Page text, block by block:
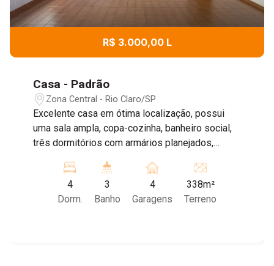
R$ 3.000,00 L
Casa - Padrão
Zona Central - Rio Claro/SP
Excelente casa em ótima localização, possui
uma sala ampla, copa-cozinha, banheiro social,
três dormitórios com armários planejados,
Além disso, o imóvel conta com uma entrada
independente para o piso superior, sendo mais
um dormitório e banheiro. Fundos: dois quartos
4
Dorm.
3
Banho
4
Garagens
338m²
Terreno